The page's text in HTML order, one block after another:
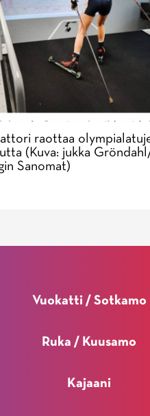
raottaa
(Kuva: jukka
Sanomat)
Vuokatti / Sotkamo
Ruka / Kuusamo
Kajaani